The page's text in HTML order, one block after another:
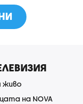
живо
на NOVA